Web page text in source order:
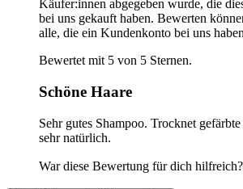
Käufer:innen abgegeben wurde, die
bei uns gekauft haben. Bewerten
alle, die ein Kundenkonto bei uns
Bewertet mit 5 von 5 Sternen.
Schöne Haare
Sehr gutes Shampoo. Trocknet
sehr natürlich.
War diese Bewertung für dich hilfreich?